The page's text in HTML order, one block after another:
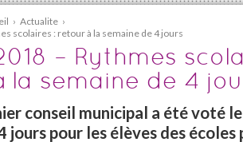
› Actualite ›
scolaires : retour à la semaine de 4 jours
– Rythmes
la semaine de 4
conseil municipal a été voté
jours pour les élèves des écoles